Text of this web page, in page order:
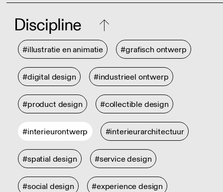
Discipline
#illustratie en animatie #grafisch ontwerp
#digital design #industrieel ontwerp
#product design #collectible design
#interieurontwerp #interieurarchitectuur
#spatial design #service design
#social design #experience design